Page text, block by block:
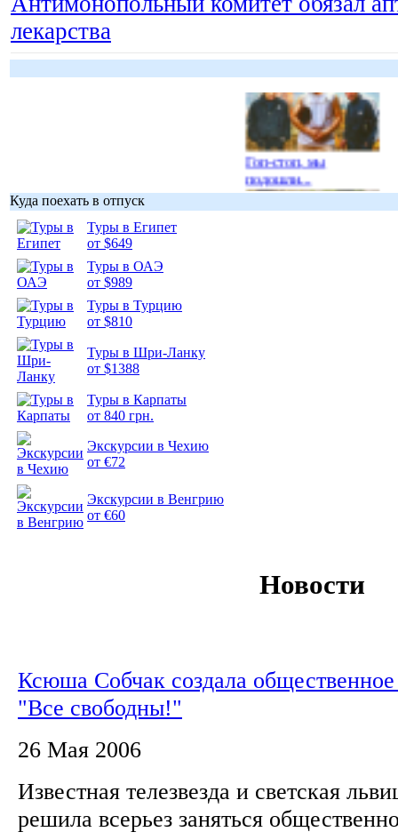
лекарства
Гоп-стоп, мы
подошли...
Куда поехать в отпуск
Туры в Египет
от $649
Туры в ОАЭ
от $989
Туры в Турцию
от $810
Туры в Шри-Ланку
от $1388
Туры в Карпаты
от 840 грн.
Экскурсии в Чехию
от €72
Экскурсии в Венгрию
от €60
Новости
Ксюша Собчак создала
"Все свободны!"
26 Мая 2006
Известная телезвезда и светская
решила всерьез заняться